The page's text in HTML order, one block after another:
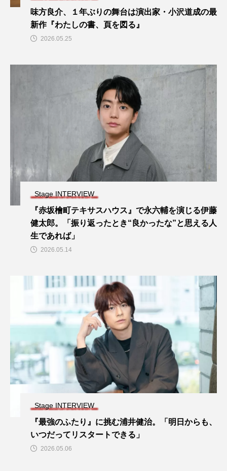
味方良介、１年ぶりの舞台は演出家・小沢道成の最
新作『わたしの書、頁を図る』
2026.05.25
Stage INTERVIEW
『赤坂檜町テキサスハウス』で永六輔を演じる伊藤
健太郎。「振り返ったとき“良かったな”と思える人
生であれば」
2026.05.14
Stage INTERVIEW
『最強のふたり』に挑む浦井健治。「明日からも、
いつだってリスタートできる」
2026.05.06